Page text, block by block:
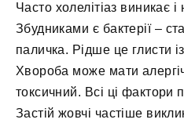
Часто холелітіаз виникає і
Збудниками є бактерії –
паличка. Рідше це глисти
Хвороба може мати
токсичний. Всі ці фактори
Застій жовчі частіше